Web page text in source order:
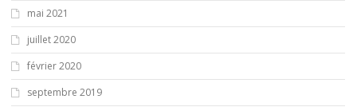
mai 2021
juillet 2020
février 2020
septembre 2019